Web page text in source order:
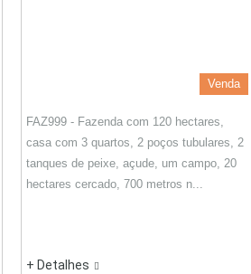
Venda
FAZ999 - Fazenda com 120 hectares,
casa com 3 quartos, 2 poços tubulares, 2
tanques de peixe, açude, um campo, 20
hectares cercado, 700 metros n...
+ Detalhes